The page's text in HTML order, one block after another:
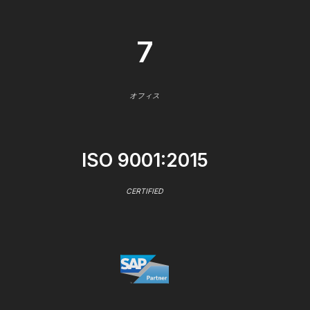
7
オフィス
ISO 9001:2015
CERTIFIED